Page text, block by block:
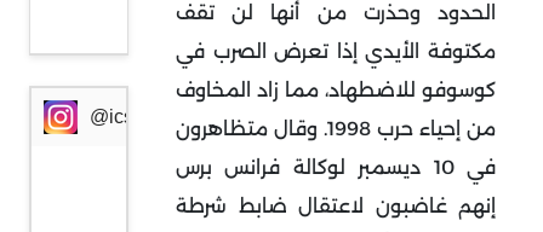
الحدود وحذرت من أنها لن تقف
مكتوفة الأيدي إذا تعرض الصرب في
كوسوفو للاضطهاد، مما زاد المخاوف
من إحياء حرب 1998. وقال متظاهرون
في 10 ديسمبر لوكالة فرانس برس
إنهم غاضبون لاعتقال ضابط شرطة
وإسرائيل
@icssresearch